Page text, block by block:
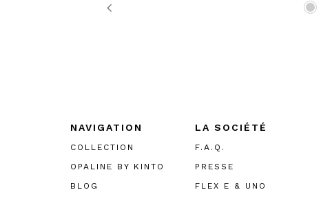
Previous
NAVIGATION
COLLECTION
OPALINE BY KINTO
BLOG
LA SOCIÉTÉ
F.A.Q.
PRESSE
FLEX E & UNO